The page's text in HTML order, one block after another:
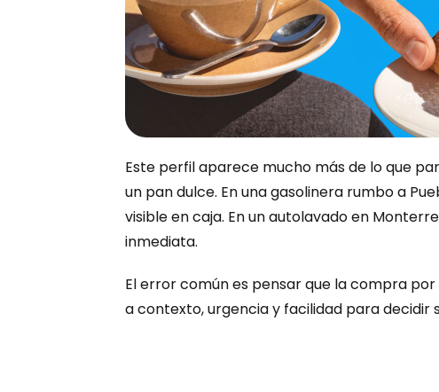
Este perfil aparece mucho más de lo que
un pan dulce. En una gasolinera rumbo a
visible en caja. En un autolavado en
inmediata.
El error común es pensar que la compra
a contexto, urgencia y facilidad para decidir